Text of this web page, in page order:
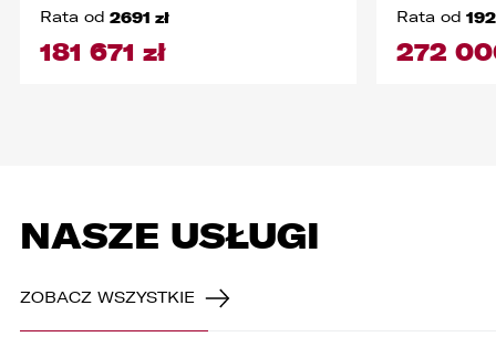
Rata od 2691 zł
181 671 zł
Rata od
272
NASZE USŁUGI
ZOBACZ WSZYSTKIE